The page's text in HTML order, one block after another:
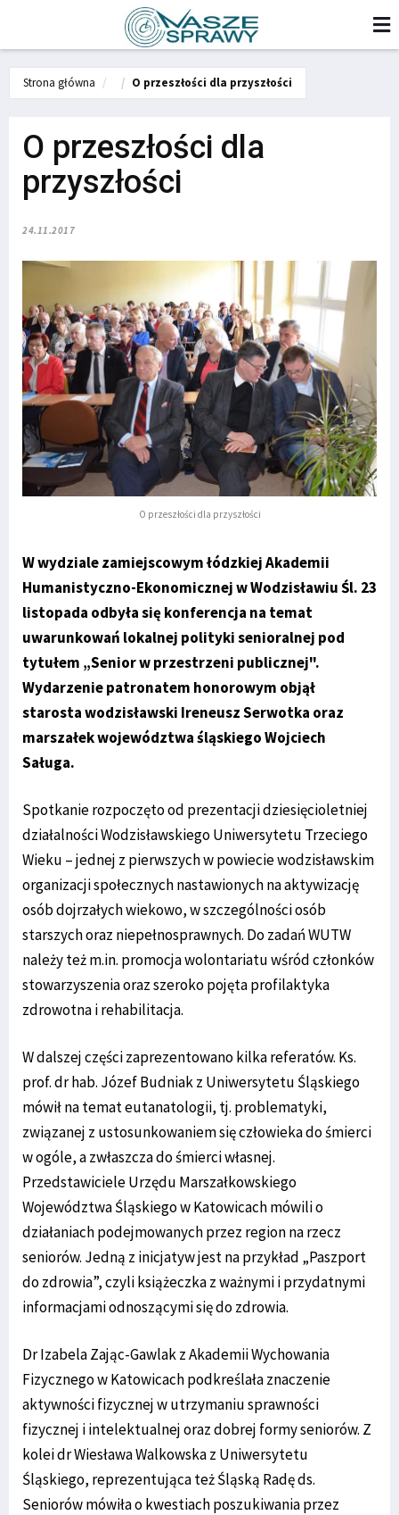
Strona główna O przeszłości dla przyszłości
O przeszłości dla
przyszłości
24.11.2017
O przeszłości dla przyszłości
W wydziale zamiejscowym łódzkiej Akademii
Humanistyczno-Ekonomicznej w Wodzisławiu Śl. 23
listopada odbyła się konferencja na temat
uwarunkowań lokalnej polityki senioralnej pod
tytułem „Senior w przestrzeni publicznej".
Wydarzenie patronatem honorowym objął
starosta wodzisławski Ireneusz Serwotka oraz
marszałek województwa śląskiego Wojciech
Saługa.
Spotkanie rozpoczęto od prezentacji dziesięcioletniej
działalności Wodzisławskiego Uniwersytetu Trzeciego
Wieku – jednej z pierwszych w powiecie wodzisławskim
organizacji społecznych nastawionych na aktywizację
osób dojrzałych wiekowo, w szczególności osób
starszych oraz niepełnosprawnych. Do zadań WUTW
należy też m.in. promocja wolontariatu wśród członków
stowarzyszenia oraz szeroko pojęta profilaktyka
zdrowotna i rehabilitacja.
W dalszej części zaprezentowano kilka referatów. Ks.
prof. dr hab. Józef Budniak z Uniwersytetu Śląskiego
mówił na temat eutanatologii, tj. problematyki,
związanej z ustosunkowaniem się człowieka do śmierci
w ogóle, a zwłaszcza do śmierci własnej.
Przedstawiciele Urzędu Marszałkowskiego
Województwa Śląskiego w Katowicach mówili o
działaniach podejmowanych przez region na rzecz
seniorów. Jedną z inicjatyw jest na przykład „Paszport
do zdrowia”, czyli książeczka z ważnymi i przydatnymi
informacjami odnoszącymi się do zdrowia.
Dr Izabela Zając-Gawlak z Akademii Wychowania
Fizycznego w Katowicach podkreślała znaczenie
aktywności fizycznej w utrzymaniu sprawności
fizycznej i intelektualnej oraz dobrej formy seniorów. Z
kolei dr Wiesława Walkowska z Uniwersytetu
Śląskiego, reprezentująca też Śląską Radę ds.
Seniorów mówiła o kwestiach poszukiwania przez